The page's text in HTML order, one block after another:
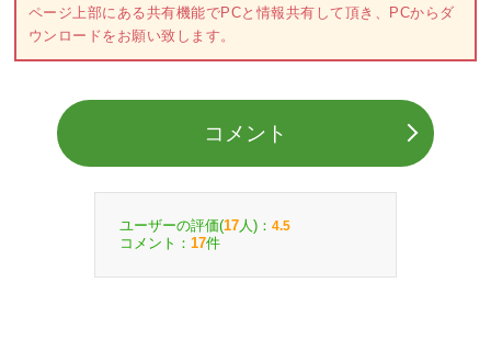
ページ上部にある共有機能でPCと情報共有して頂き、PCからダ
ウンロードをお願い致します。
コメント
ユーザーの評価(17 人)： 4.5
コメント： 17件